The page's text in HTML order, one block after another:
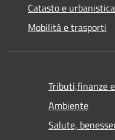
Catasto e urbanistica
Mobilità e trasporti
Tributi,finanze
Ambiente
Salute,